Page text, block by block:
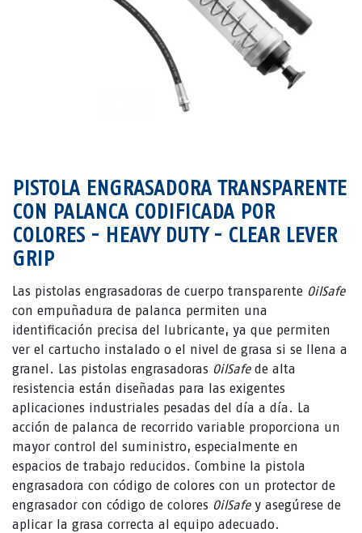
PISTOLA ENGRASADORA TRANSPARENTE
CON PALANCA CODIFICADA POR
COLORES - HEAVY DUTY - CLEAR LEVER
GRIP
Las pistolas engrasadoras de cuerpo transparente OilSafe
con empuñadura de palanca permiten una
identificación precisa del lubricante, ya que permiten
ver el cartucho instalado o el nivel de grasa si se llena a
granel. Las pistolas engrasadoras OilSafede alta
resistencia están diseñadas para las exigentes
aplicaciones industriales pesadas del día a día. La
acción de palanca de recorrido variable proporciona un
mayor control del suministro, especialmente en
espacios de trabajo reducidos. Combine la pistola
engrasadora con código de colores con un protector de
engrasador con código de colores OilSafey asegúrese de
aplicar la grasa correcta al equipo adecuado.